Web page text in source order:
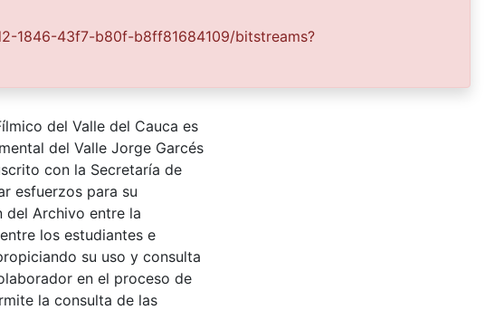
del Valle del Cauca es
del Valle Jorge Garcés
con la Secretaría de
esfuerzos para su
del Archivo entre la
los estudiantes e
su uso y consulta
en el proceso de
la consulta de las
1846-43f7-b80f-b8ff81684109/bitstreams?